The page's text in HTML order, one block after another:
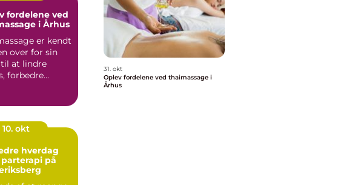
fordelene ved
i Århus
er kendt
over for sin
at lindre
forbedre
10. okt
hverdag
på
31. okt
Oplev fordelene ved thaimassage i
Århus